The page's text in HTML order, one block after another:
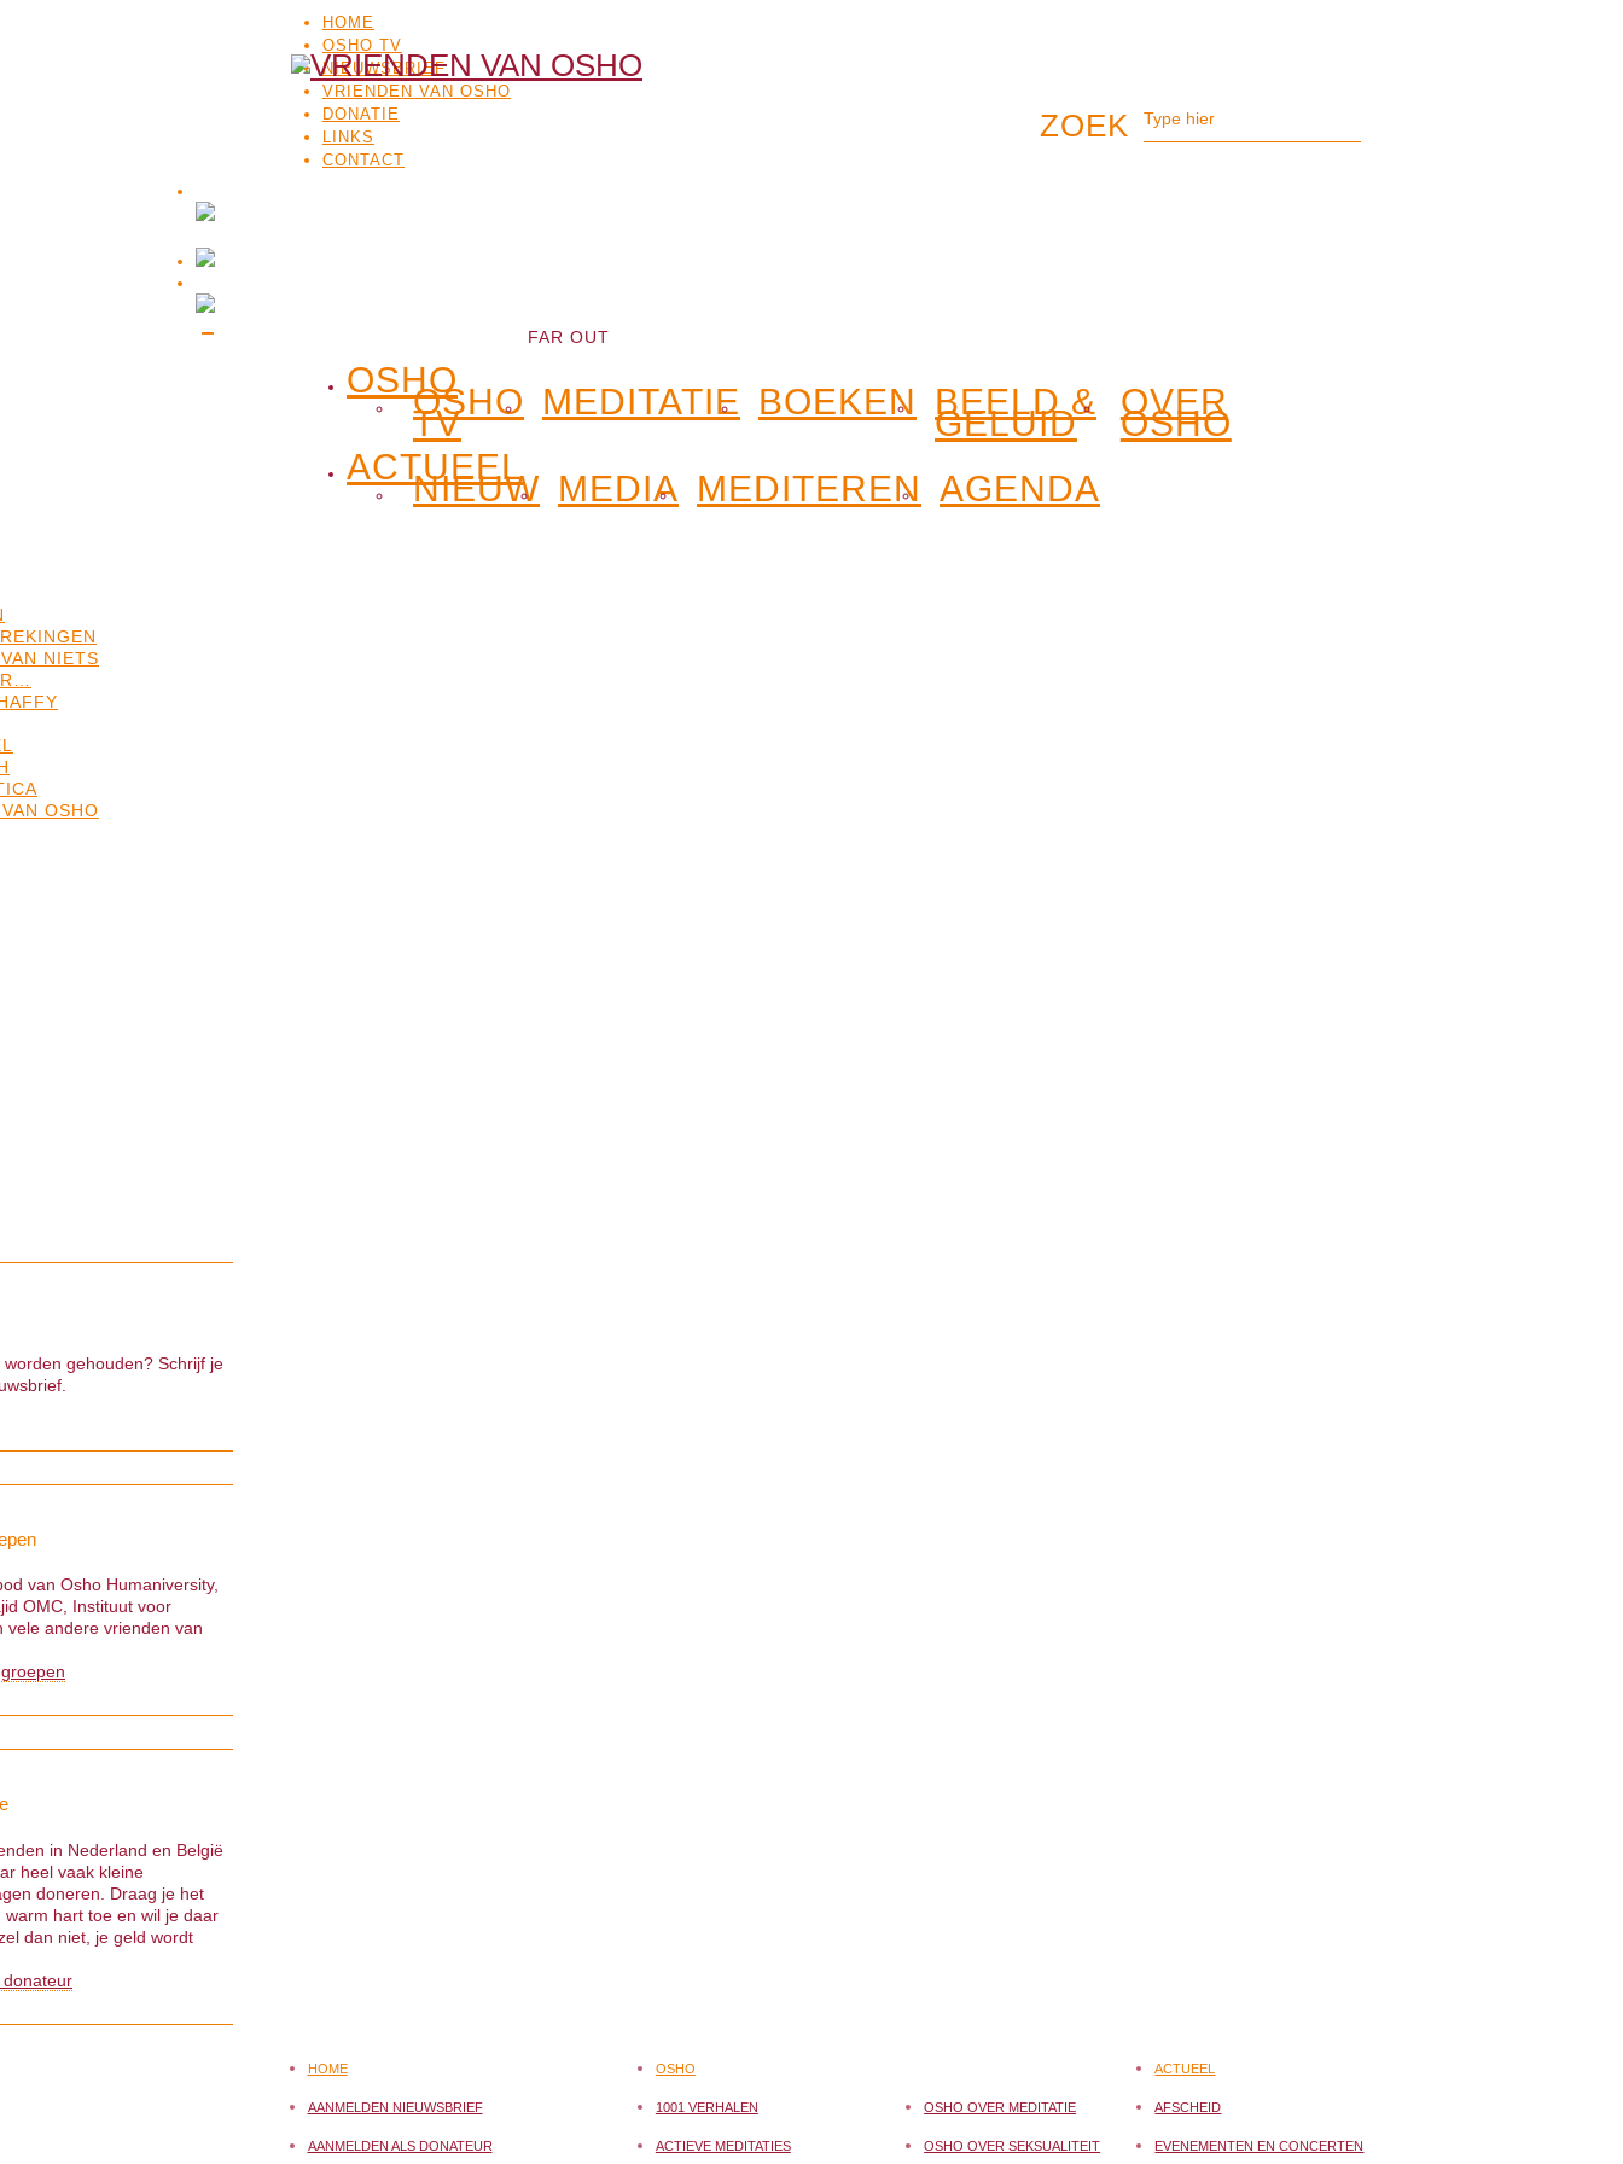
HOME
OSHO TV
NIEUWSBRIEF
VRIENDEN VAN OSHO
DONATIE
LINKS
CONTACT
OSHO
OSHO
TV
MEDITATIE BOEKEN BEELD &
GELUID
OVER
OSHO
ACTUEEL
NIEUW MEDIA MEDITEREN AGENDA
FAR OUT
NIETS
OSHO
gehouden? Schrijf je
van Osho Humaniversity,
OMC, Instituut voor
vele andere vrienden van
in Nederland en België
heel vaak kleine
doneren. Draag je het
hart toe en wil je daar
dan niet, je geld wordt
HOME
AANMELDEN NIEUWSBRIEF
AANMELDEN ALS DONATEUR
OSHO
1001 VERHALEN
ACTIEVE MEDITATIES
OSHO OVER MEDITATIE
OSHO OVER SEKSUALITEIT
ACTUEEL
AFSCHEID
EVENEMENTEN EN CONCERTEN